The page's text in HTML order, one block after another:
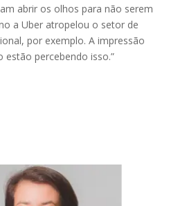
abrir os olhos para não serem
a Uber atropelou o setor de
por exemplo. A impressão
estão percebendo isso.”